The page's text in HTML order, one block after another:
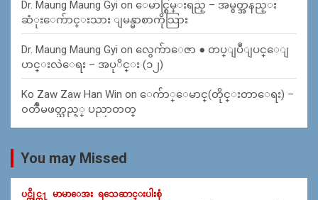
Dr. Maung Maung Gyi on ေမာင္စြမ္းရည္ – အမွတ္အနည္း
ဆံုးေက်ာင္းသား ျမန္မာစာကိုသြား
Dr. Maung Maung Gyi on လွေက်ာေဇာ ● တပ္ျပဳျပင္ေျ
ပာင္းလဲေရး – အပုိင္း (၁၂)
Ko Zaw Zaw Han Win on ေက်ာ္ေမာင္(တိုင္းတာေရး) –
၀တၳဳမဖတ္သည့္ ပညာတတ္
You may Missed
ပင္တိုင္က႑ မာမာေအး ရသေဆာင္းပါးစုံ